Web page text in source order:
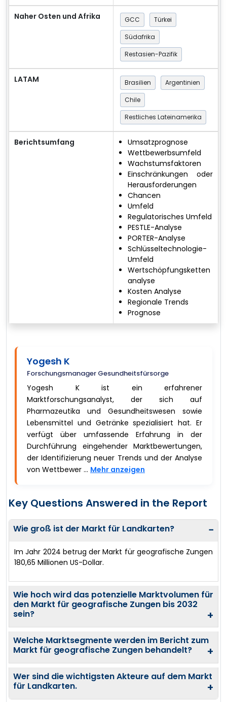
Naher Osten und Afrika GCC
Türkei
Südafrika
Restasien-Pazifik
LATAM Brasilien
Argentinien
Chile
Restliches Lateinamerika
Berichtsumfang
Umsatzprognose
Wettbewerbsumfeld
Wachstumsfaktoren
Einschränkungen oder
Herausforderungen
Chancen
Umfeld
Regulatorisches Umfeld
PESTLE-Analyse
PORTER-Analyse
Schlüsseltechnologie-
Umfeld
Wertschöpfungsketten
analyse
Kosten Analyse
Regionale Trends
Prognose
Yogesh K
Forschungsmanager Gesundheitsfürsorge
Yogesh K ist ein erfahrener
Marktforschungsanalyst, der sich auf
Pharmazeutika und Gesundheitswesen sowie
Lebensmittel und Getränke spezialisiert hat. Er
verfügt über umfassende Erfahrung in der
Durchführung eingehender Marktbewertungen,
der Identifizierung neuer Trends und der Analyse
von Wettbewer ... Mehr anzeigen
Key Questions Answered in the Report
Wie groß ist der Markt für Landkarten? −
Im Jahr 2024 betrug der Markt für geografische Zungen
180,65 Millionen US-Dollar.
Wie hoch wird das potenzielle Marktvolumen für
den Markt für geografische Zungen bis 2032
sein?
+
Welche Marktsegmente werden im Bericht zum
Markt für geografische Zungen behandelt?
+
Wer sind die wichtigsten Akteure auf dem Markt
für Landkarten.
+